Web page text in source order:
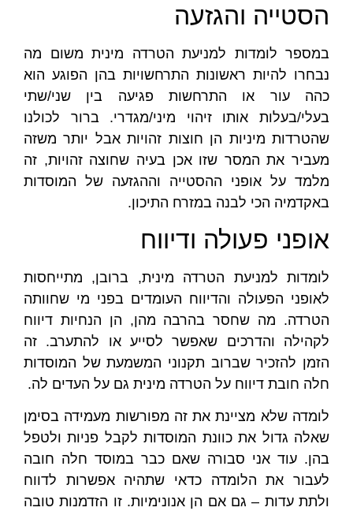
הסטייה והגזעה
במספר לומדות למניעת הטרדה מינית משום מה
נבחרו להיות ראשונות התרחשויות בהן הפוגע הוא
כהה עור או התרחשות פגיעה בין שני/שתי
בעלי/בעלות אותו זיהוי מיני/מגדרי. ברור לכולנו
שהטרדות מיניות הן חוצות זהויות אבל יותר משזה
מעביר את המסר שזו אכן בעיה שחוצה זהויות, זה
מלמד על אופני ההסטייה וההגזעה של המוסדות
באקדמיה הכי לבנה במזרח התיכון.
אופני פעולה ודיווח
לומדות למניעת הטרדה מינית, ברובן, מתייחסות
לאופני הפעולה והדיווח העומדים בפני מי שחוותה
הטרדה. מה שחסר בהרבה מהן, הן הנחיות דיווח
לקהילה והדרכים שאפשר לסייע או להתערב. זה
הזמן להזכיר שברוב תקנוני המשמעת של המוסדות
חלה חובת דיווח על הטרדה מינית גם על העדים לה.
לומדה שלא מציינת את זה מפורשות מעמידה בסימן
שאלה גדול את כוונת המוסדות לקבל פניות ולטפל
בהן. עוד אני סבורה שאם כבר במוסד חלה חובה
לעבור את הלומדה כדאי שתהיה אפשרות לדווח
ולתת עדות – גם אם הן אנונימיות. זו הזדמנות טובה